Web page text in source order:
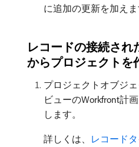
に追加の更新を加えま
レコードの接続され
からプロジェクトを
プロジェクトオブジ
ビューのWorkfront計
します。
詳しくは、 レコード